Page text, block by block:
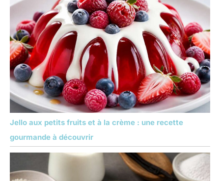
Jello aux petits fruits et à la crème : une recette
gourmande à découvrir